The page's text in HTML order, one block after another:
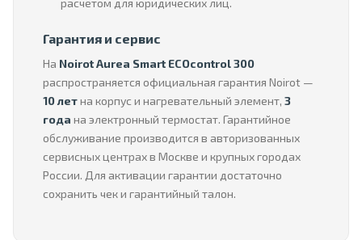
расчётом для юридических лиц.
Гарантия и сервис
На Noirot Aurea Smart ECOcontrol 300
распространяется официальная гарантия Noirot —
10 летна корпус и нагревательный элемент, 3
года на электронный термостат. Гарантийное
обслуживание производится в авторизованных
сервисных центрах в Москве и крупных городах
России. Для активации гарантии достаточно
сохранить чек и гарантийный талон.